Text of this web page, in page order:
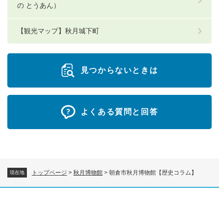
現在地 トップページ > 秋月博物館 > 朝倉市秋月博物館【歴史コラム】
の とうあん）
【観光マップ】秋月城下町
見つからないときは
よくある質問と回答